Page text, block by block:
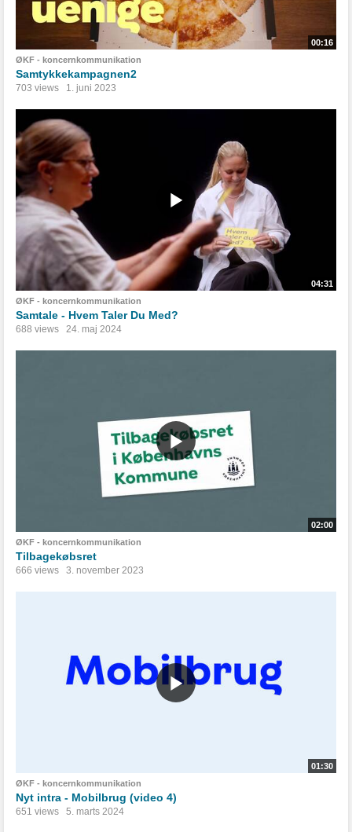
00:16
ØKF - koncernkommunikation
Samtykkekampagnen2
703 views 1. juni 2023
04:31
ØKF - koncernkommunikation
Samtale - Hvem Taler Du Med?
688 views 24. maj 2024
02:00
ØKF - koncernkommunikation
Tilbagekøbsret
666 views 3. november 2023
01:30
ØKF - koncernkommunikation
Nyt intra - Mobilbrug (video 4)
651 views 5. marts 2024